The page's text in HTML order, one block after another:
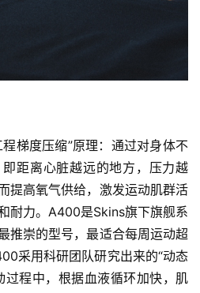
距离心脏越远的地方，压力越
提高氧气供给，激发运动肌群活
耐力。A400是Skins旗下旗舰系
推崇的型号，最适合每周运动超
采用科研团队研究出来的“动态
过程中，根据血液循环加快，肌